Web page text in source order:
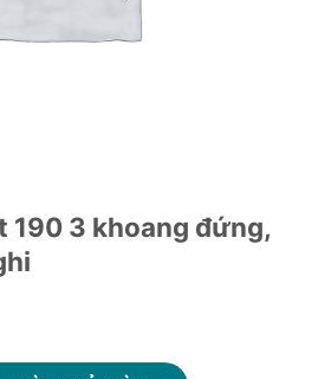
190 3 khoang đứng,
đứng, cánh mở, màu ghi số